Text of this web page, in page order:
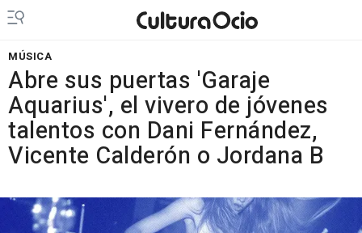
MÚSICA
Abre sus puertas 'Garaje
Aquarius', el vivero de jóvenes
talentos con Dani Fernández,
Vicente Calderón o Jordana B